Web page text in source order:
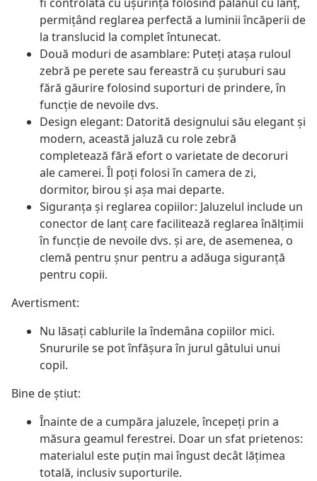
permițând reglarea perfectă a luminii încăperii de
la translucid la complet întunecat.
Două moduri de asamblare: Puteți atașa ruloul
zebră pe perete sau fereastră cu șuruburi sau
fără găurire folosind suporturi de prindere, în
funcție de nevoile dvs.
Design elegant: Datorită designului său elegant și
modern, această jaluză cu role zebră
completează fără efort o varietate de decoruri
ale camerei. Îl poți folosi în camera de zi,
dormitor, birou și așa mai departe.
Siguranța și reglarea copiilor: Jaluzelul include un
conector de lanț care facilitează reglarea înălțimii
în funcție de nevoile dvs. și are, de asemenea, o
clemă pentru șnur pentru a adăuga siguranță
pentru copii.
Avertisment:
Nu lăsați cablurile la îndemâna copiilor mici.
Snururile se pot înfăşura în jurul gâtului unui
copil.
Bine de știut:
Înainte de a cumpăra jaluzele, începeți prin a
măsura geamul ferestrei. Doar un sfat prietenos:
materialul este puțin mai îngust decât lățimea
totală, inclusiv suporturile.